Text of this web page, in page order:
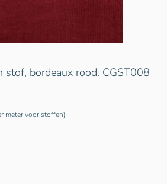
stof, bordeaux rood. CGST008
meter voor stoffen)